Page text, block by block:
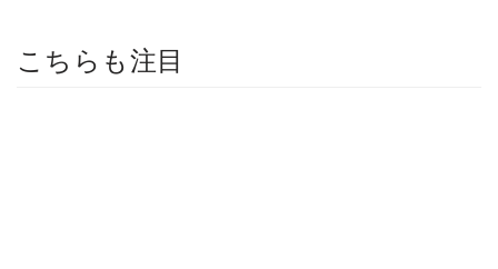
こちらも注目